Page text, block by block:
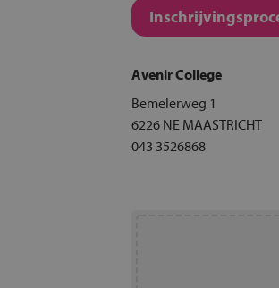
Avenir College
Bemelerweg 1
6226 NE MAASTRICHT
043 3526868